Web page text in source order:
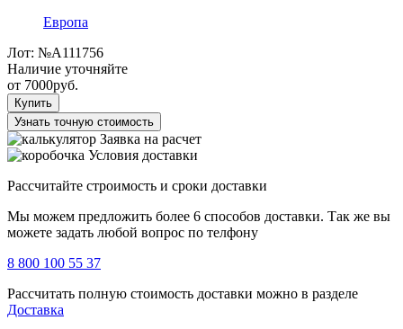
Европа
Лот: №А111756
Наличие уточняйте
от 7000руб.
Купить
Узнать точную стоимость
Заявка на расчет
Условия доставки
Рассчитайте строимость и сроки доставки
Мы можем предложить более 6 способов доставки. Так же вы
можете задать любой вопрос по телфону
8 800 100 55 37
Рассчитать полную стоимость доставки можно в разделе
Доставка